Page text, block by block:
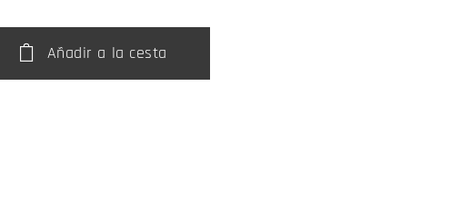
Añadir a la cesta